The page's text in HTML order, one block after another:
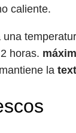
caliente.
horas.
la